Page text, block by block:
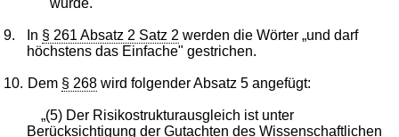
9. In § 261 Absatz 2 Satz 2 werden die Wörter „und darf
höchstens das Einfache" gestrichen.
10. Dem § 268 wird folgender Absatz 5 angefügt:
„(5) Der Risikostrukturausgleich ist unter
Berücksichtigung der Gutachten des Wissenschaftlichen